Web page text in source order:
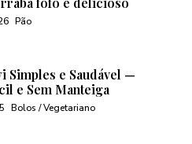
Pão
Simples e Saudável —
e Sem Manteiga
Bolos / Vegetariano